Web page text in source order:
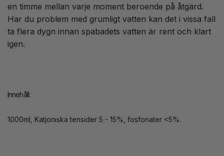
en timme mellan varje moment beroende på åtgärd.
Har du problem med grumligt vatten kan det i vissa fall
ta flera dygn innan spabadets vatten är rent och klart
igen.
Innehåll:
1000ml, Katjoniska tensider 5 - 15%, fosfonater <5%.